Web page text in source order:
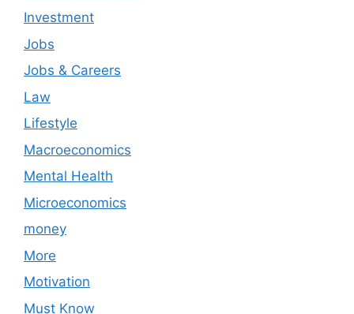
Investment
Jobs
Jobs & Careers
Law
Lifestyle
Macroeconomics
Mental Health
Microeconomics
money
More
Motivation
Must Know